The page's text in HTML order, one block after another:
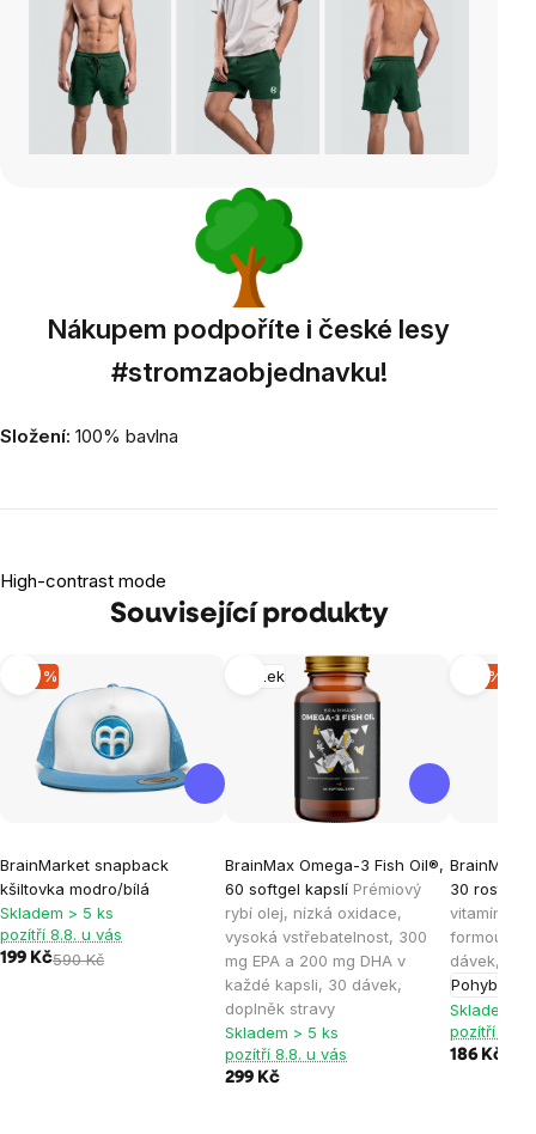
Nákupem podpoříte i české lesy
#stromzaobjednavku!
Složení: 100% bavlna
High-contrast mode
Související produkty
-66 %
BrainMarket snapback
kšiltovka modro/bílá
Skladem > 5 ks
pozítří 8.8. u vás
199 Kč590 Kč
Mozek
BrainMax Omega-3 Fish Oil®,
60 softgel kapslí Prémiový
rybí olej, nízká oxidace,
vysoká vstřebatelnost, 300
mg EPA a 200 mg DHA v
každé kapsli, 30 dávek,
doplněk stravy
Skladem > 5 ks
pozítří 8.8. u vás
299 Kč
-15 %
BrainMax®
30
vitamínem
formou
dávek,
Pohybový
Skladem >
pozítří 8.8.
186 Kč